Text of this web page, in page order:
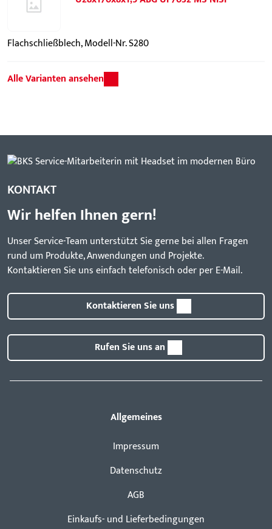
Flachschließblech, Modell-Nr. S280
Alle Varianten ansehen
KONTAKT
Wir helfen Ihnen gern!
Unser Service-Team unterstützt Sie gerne bei allen Fragen
rund um Produkte, Anwendungen und Projekte.
Kontaktieren Sie uns einfach telefonisch oder per E-Mail.
Kontaktieren Sie uns
Rufen Sie uns an
Allgemeines
Impressum
Datenschutz
AGB
Einkaufs- und Lieferbedingungen